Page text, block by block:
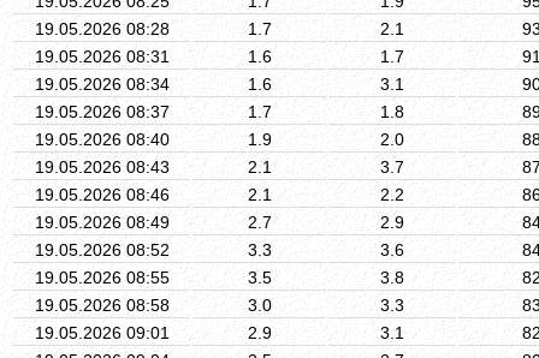
19.05.2026 08:28
1.7 2.1
19.05.2026 08:31
1.6 1.7
19.05.2026 08:34
1.6 3.1
19.05.2026 08:37
1.7 1.8
19.05.2026 08:40
1.9 2.0
19.05.2026 08:43
2.1 3.7
19.05.2026 08:46
2.1 2.2
19.05.2026 08:49
2.7 2.9
19.05.2026 08:52
3.3 3.6
19.05.2026 08:55
3.5 3.8
19.05.2026 08:58
3.0 3.3
19.05.2026 09:01
2.9 3.1